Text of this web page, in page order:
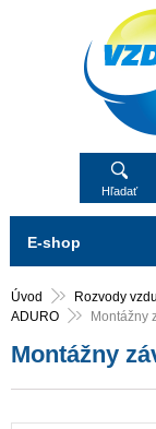
Hľadať
Úvod Rozvody
ADURO
Montážny
Montážny
E-shop